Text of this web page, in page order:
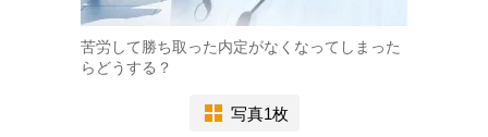
苦労して勝ち取った内定がなくなってしまった
らどうする？
写真1枚